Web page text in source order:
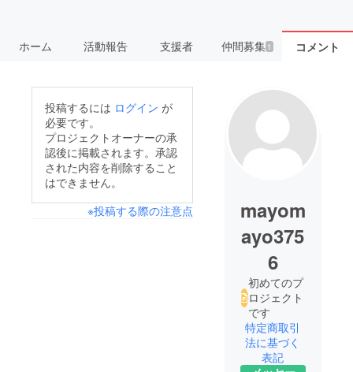
ホーム 活動報告 支援者 仲間募集 1 コメント
投稿するには ログイン が
必要です。
プロジェクトオーナーの承
認後に掲載されます。承認
された内容を削除すること
はできません。
※投稿する際の注意点
mayom
ayo375
6
初めてのプ
ロジェクト
です
特定商取引
法に基づく
表記